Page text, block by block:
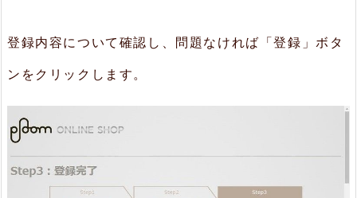
登録内容について確認し、問題なければ「登録」ボタ
ンをクリックします。